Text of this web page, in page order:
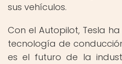
sus vehículos.
Con el Autopilot, Tesla
tecnología de
es el futuro de la